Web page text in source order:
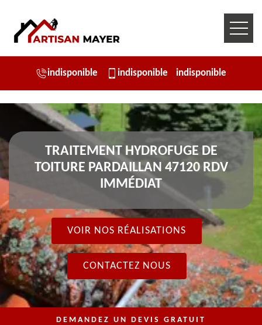
indisponible indisponible indisponible
TRAITEMENT HYDROFUGE DE
TOITURE PARDAILLAN 47120 RDV
IMMÉDIAT
VOIR NOS RÉALISATIONS
CONTACTEZ NOUS
DEMANDEZ UN DEVIS GRATUIT